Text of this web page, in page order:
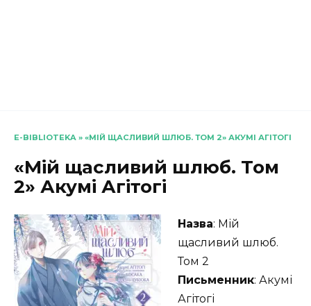
E-BIBLIOTEKA » «МІЙ ЩАСЛИВИЙ ШЛЮБ. ТОМ 2» АКУМІ АГІТОГІ
«Мій щасливий шлюб. Том
2» Акумі Агітогі
Назва: Мій
щасливий шлюб.
Том 2
Письменник: Акумі
Агітогі